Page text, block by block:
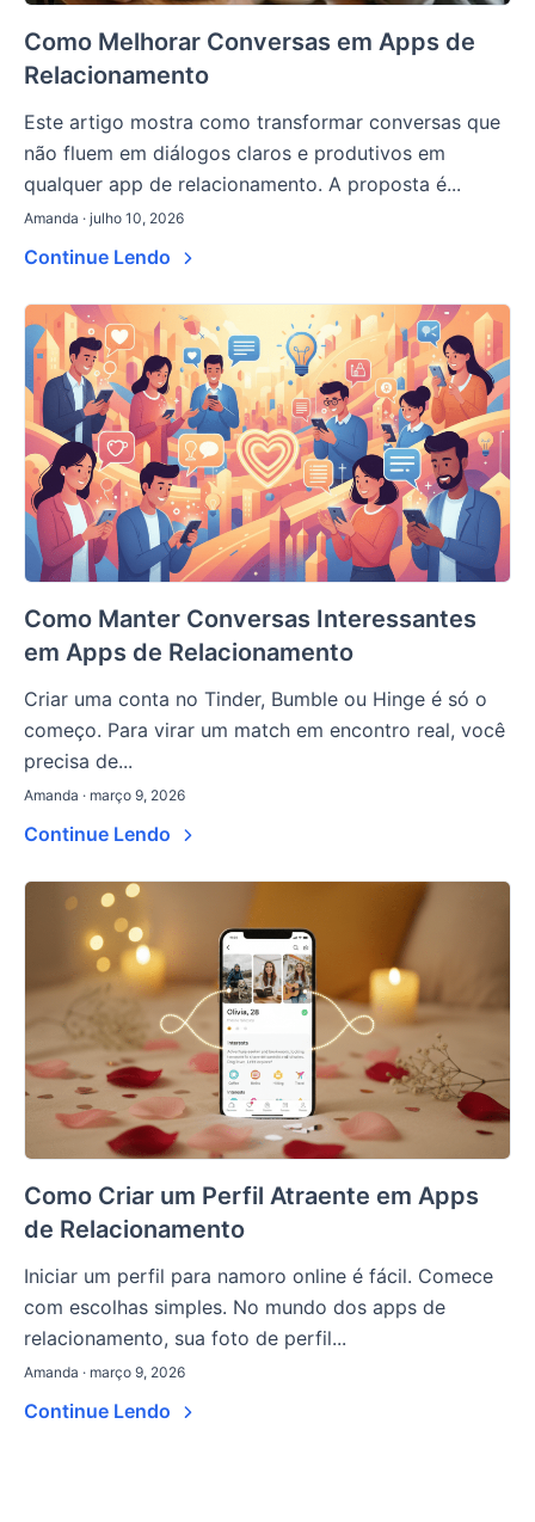
Como Melhorar Conversas em Apps de
Relacionamento
Este artigo mostra como transformar conversas que
não fluem em diálogos claros e produtivos em
qualquer app de relacionamento. A proposta é...
Amanda · julho 10, 2026
Continue Lendo
Como Manter Conversas Interessantes
em Apps de Relacionamento
Criar uma conta no Tinder, Bumble ou Hinge é só o
começo. Para virar um match em encontro real, você
precisa de...
Amanda · março 9, 2026
Continue Lendo
Como Criar um Perfil Atraente em Apps
de Relacionamento
Iniciar um perfil para namoro online é fácil. Comece
com escolhas simples. No mundo dos apps de
relacionamento, sua foto de perfil...
Amanda · março 9, 2026
Continue Lendo